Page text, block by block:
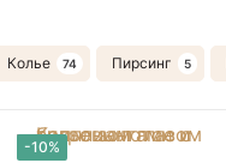
Колье Пирсинг
-10%